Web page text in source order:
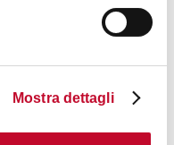
Mostra dettagli